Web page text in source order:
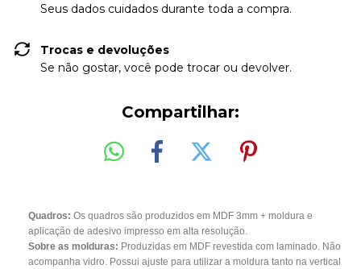
Seus dados cuidados durante toda a compra.
Trocas e devoluções
Se não gostar, você pode trocar ou devolver.
Compartilhar:
Quadros: Os quadros são produzidos em MDF 3mm + moldura e
aplicação de adesivo impresso em alta resolução.
Sobre as molduras: Produzidas em MDF revestida com laminado. Não
acompanha vidro. Possui ajuste para utilizar a moldura tanto na vertical